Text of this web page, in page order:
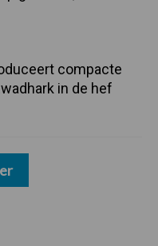
compacte
in de hef